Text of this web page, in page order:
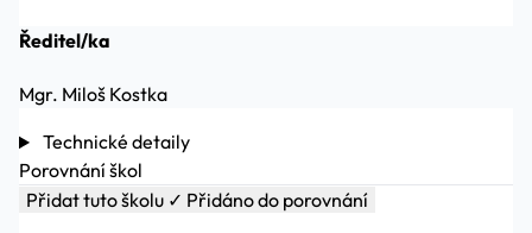
Ředitel/ka
Mgr. Miloš Kostka
Technické detaily
Porovnání škol
Přidat tuto školu ✓ Přidáno do porovnání